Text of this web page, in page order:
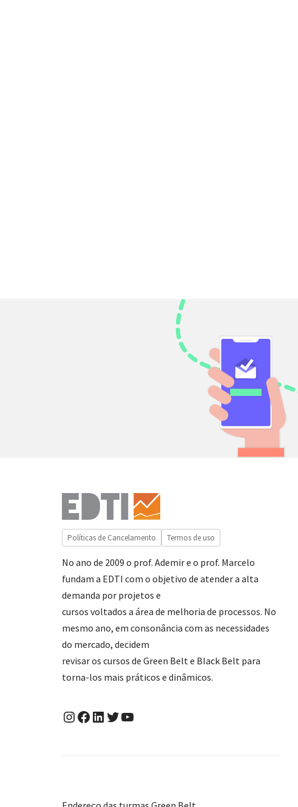
Políticas de Cancelamento Termos de uso
No ano de 2009 o prof. Ademir e o prof. Marcelo
fundam a EDTI com o objetivo de atender a alta
demanda por projetos e
cursos voltados a área de melhoria de processos. No
mesmo ano, em consonância com as necessidades
do mercado, decidem
revisar os cursos de Green Belt e Black Belt para
torna-los mais práticos e dinâmicos.